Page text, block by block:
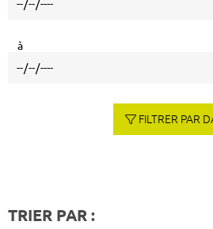
à
FILTRER PAR
TRIER PAR :